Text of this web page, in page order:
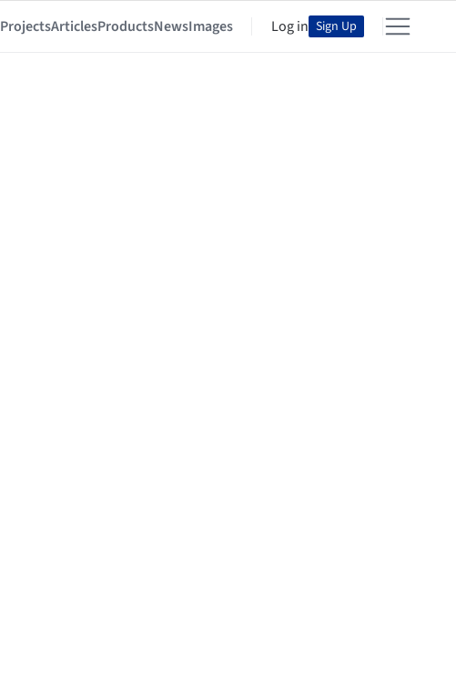
ProjectsArticlesProductsNewsImages Log in Sign Up